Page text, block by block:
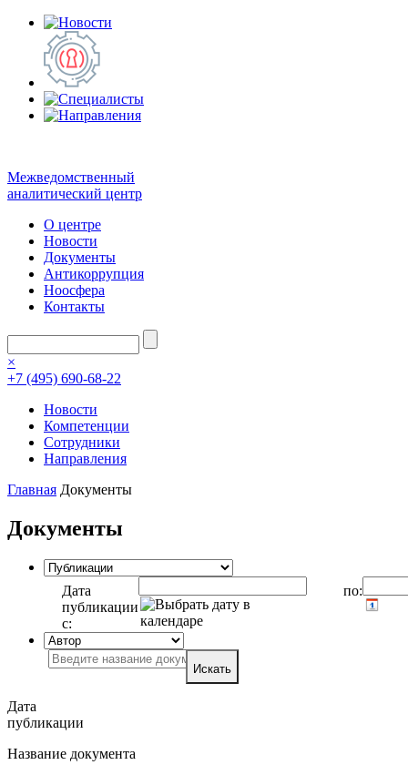
Межведомственный
аналитический центр
О центре
Новости
Документы
Антикоррупция
Ноосфера
Контакты
×
+7 (495) 690-68-22
Новости
Компетенции
Сотрудники
Направления
Главная Документы
Документы
Дата
публикации
с:
по:
Искать
Дата
публикации
Название документа